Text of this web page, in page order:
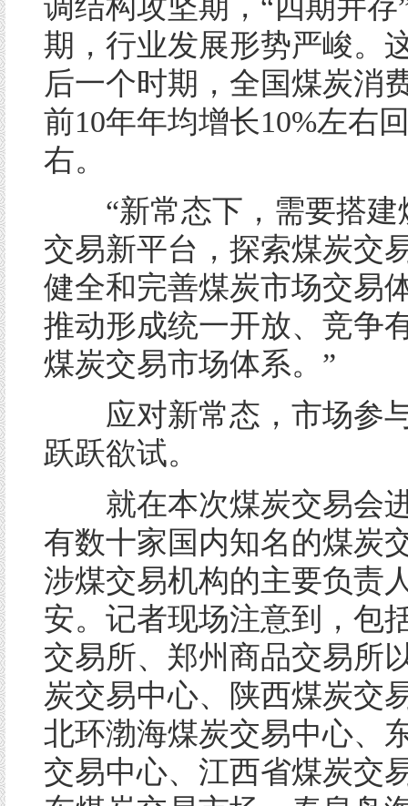
调结构攻坚期，“四期并存
期，行业发展形势严峻。
后一个时期，全国煤炭消
前10年年均增长10%左右
右。
“新常态下，需要搭建
交易新平台，探索煤炭交
健全和完善煤炭市场交易
推动形成统一开放、竞争
煤炭交易市场体系。”
应对新常态，市场参
跃跃欲试。
就在本次煤炭交易会
有数十家国内知名的煤炭
涉煤交易机构的主要负责
安。记者现场注意到，包
交易所、郑州商品交易所
炭交易中心、陕西煤炭交
北环渤海煤炭交易中心、
交易中心、江西省煤炭交